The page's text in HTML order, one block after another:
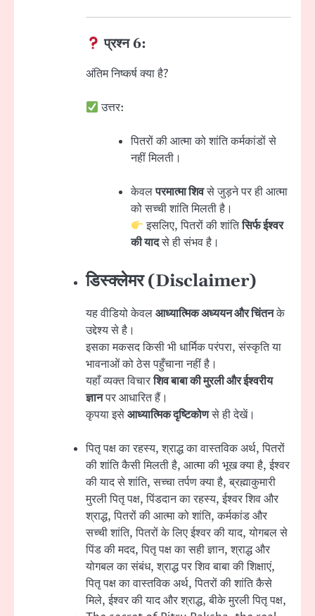
प्रश्न 6:
अंतिम निष्कर्ष क्या है?
उत्तर:
पितरों की आत्मा को शांति कर्मकांडों से
नहीं मिलती।
केवलपरमात्मा शिवसे जुड़ने पर ही आत्मा
को सच्ची शांति मिलती है।
इसलिए, पितरों की शांतिसिर्फ ईश्वर
की यादसे ही संभव है।
डिस्क्लेमर (Disclaimer)
यह वीडियो केवलआध्यात्मिक अध्ययन और चिंतनके
उद्देश्य से है।
इसका मकसद किसी भी धार्मिक परंपरा, संस्कृति या
भावनाओं को ठेस पहुँचाना नहीं है।
यहाँ व्यक्त विचारशिव बाबा की मुरली और ईश्वरीय
ज्ञानपर आधारित हैं।
कृपया इसेआध्यात्मिक दृष्टिकोणसे ही देखें।
पितृ पक्ष का रहस्य, श्राद्ध का वास्तविक अर्थ, पितरों
की शांति कैसी मिलती है, आत्मा की भूख क्या है, ईश्वर
की याद से शांति, सच्चा तर्पण क्या है, ब्रह्माकुमारी
मुरली पितृ पक्ष, पिंडदान का रहस्य, ईश्वर शिव और
श्राद्ध, पितरों की आत्मा को शांति, कर्मकांड और
सच्ची शांति, पितरों के लिए ईश्वर की याद, योगबल से
पिंड की मदद, पितृ पक्ष का सही ज्ञान, श्राद्ध और
योगबल का संबंध, श्राद्ध पर शिव बाबा की शिक्षाएं,
पितृ पक्ष का वास्तविक अर्थ, पितरों की शांति कैसे
मिले, ईश्वर की याद और श्राद्ध, बीके मुरली पितृ पक्ष,